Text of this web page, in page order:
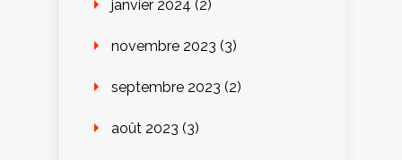
janvier 2024 (2)
novembre 2023 (3)
septembre 2023 (2)
août 2023 (3)